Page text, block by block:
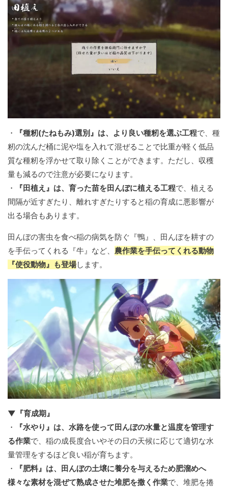
・ 『種籾(たねもみ)選別』は、より良い種籾を選ぶ工程で、種
籾の沈んだ桶に泥や塩を入れて混ぜることで比重が軽く低品
質な種籾を浮かせて取り除くことができます。ただし、収穫
量も減るので注意が必要になります。
・
『田植え』は、育った苗を田んぼに植える工程で、植える
間隔が近すぎたり、離れすぎたりすると稲の育成に悪影響が
出る場合もあります。
田んぼの害虫を食べ稲の病気を防ぐ『鴨』、田んぼを耕すの
を手伝ってくれる『牛』など、 農作業を手伝ってくれる動物
『使役動物』も登場します。
▼『育成期』
・
『水やり』は、水路を使って田んぼの水量と温度を管理す
る作業で、稲の成長度合いやその日の天候に応じて適切な水
量管理をするほど良い稲が育ちます。
・
『肥料』は、田んぼの土壌に養分を与えるため肥溜めへ
様々な素材を混ぜて熟成させた堆肥を撒く作業で、堆肥を捲